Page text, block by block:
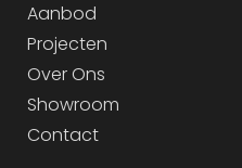
Aanbod
Projecten
Over Ons
Showroom
Contact